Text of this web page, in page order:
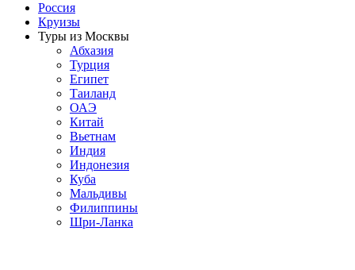
Россия
Круизы
Туры из Москвы
Абхазия
Турция
Египет
Таиланд
ОАЭ
Китай
Вьетнам
Индия
Индонезия
Куба
Мальдивы
Филиппины
Шри-Ланка